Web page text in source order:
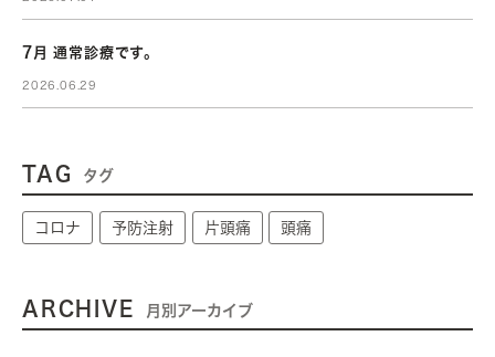
7月 通常診療です。
2026.06.29
TAG タグ
コロナ 予防注射 片頭痛 頭痛
ARCHIVE 月別アーカイブ